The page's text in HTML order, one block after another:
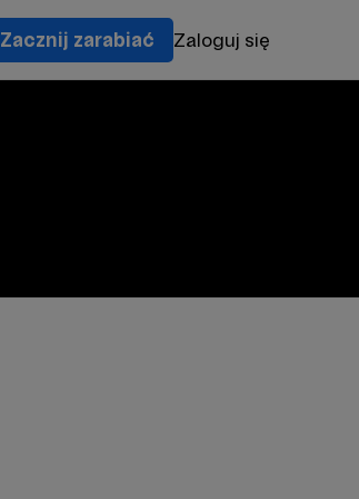
Zacznij zarabiać Zaloguj się